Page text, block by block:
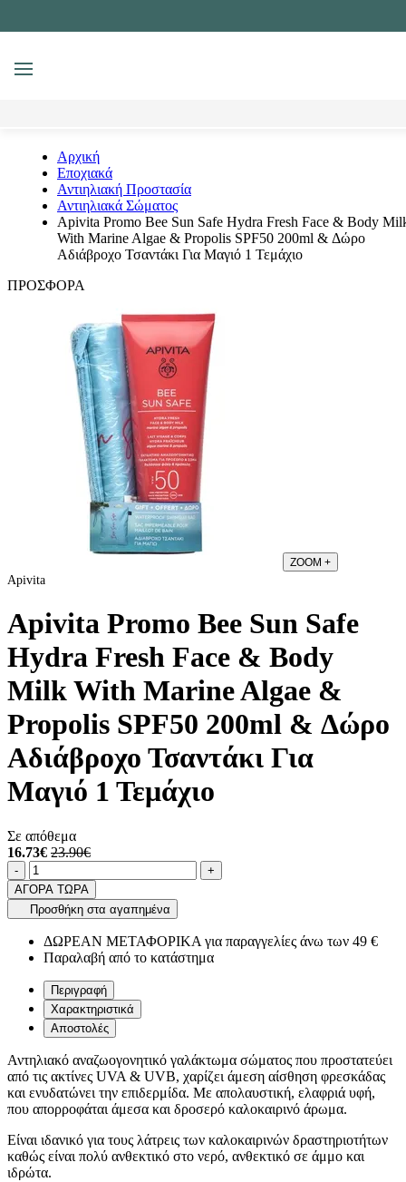
MENU
Αρχική
Εποχιακά
Αντιηλιακή Προστασία
Αντιηλιακά Σώματος
Apivita Promo Bee Sun Safe Hydra Fresh Face & Body
With Marine Algae & Propolis SPF50 200ml & Δώρο
Αδιάβροχο Τσαντάκι Για Μαγιό 1 Τεμάχιο
ΠΡΟΣΦΟΡΑ
ZOOM +
Apivita
Apivita Promo Bee Sun Safe
Hydra Fresh Face & Body
Milk With Marine Algae &
Propolis SPF50 200ml & Δώρο
Αδιάβροχο Τσαντάκι Για
Μαγιό 1 Τεμάχιο
Σε απόθεμα
16.73€ 23.90€
Ποσότητα
-product.increase.quantity +
ΑΓΟΡΑ ΤΩΡΑ
Προσθήκη στα αγαπημένα
ΔΩΡΕΑΝ ΜΕΤΑΦΟΡΙΚΑ για παραγγελίες άνω των 49 €
Παραλαβή από το κατάστημα
Περιγραφή
Χαρακτηριστικά
Αποστολές
Αντηλιακό αναζωογονητικό γαλάκτωμα σώματος που προστατεύει
από τις ακτίνες UVA & UVB, χαρίζει άμεση αίσθηση φρεσκάδας
και ενυδατώνει την επιδερμίδα. Με απολαυστική, ελαφριά υφή,
που απορροφάται άμεσα και δροσερό καλοκαιρινό άρωμα.
Είναι ιδανικό για τους λάτρεις των καλοκαιρινών δραστηριοτήτων
καθώς είναι πολύ ανθεκτικό στο νερό, ανθεκτικό σε άμμο και
ιδρώτα.